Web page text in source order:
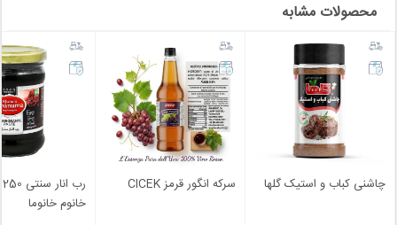
محصولات مشابه
چاشنی کباب و استیک گلها سرکه انگور قرمز CICEK
خانوم خانوما